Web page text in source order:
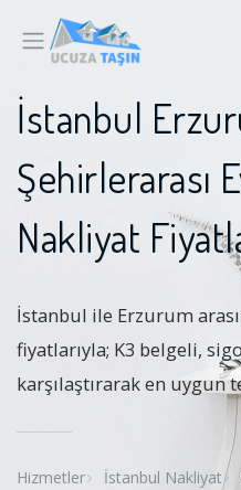
İstanbul
Şehirlerarası
Nakliyat
İstanbul ile Erzurum
fiyatlarıyla; K3 belgeli,
karşılaştırarak en uygun
Hizmetler İstanbul Nakliyat